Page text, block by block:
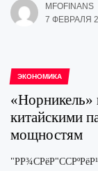
MFOFINANS
7 ФЕВРАЛЯ
ЭКОНОМИКА
«Норникель»
китайскими
мощностям